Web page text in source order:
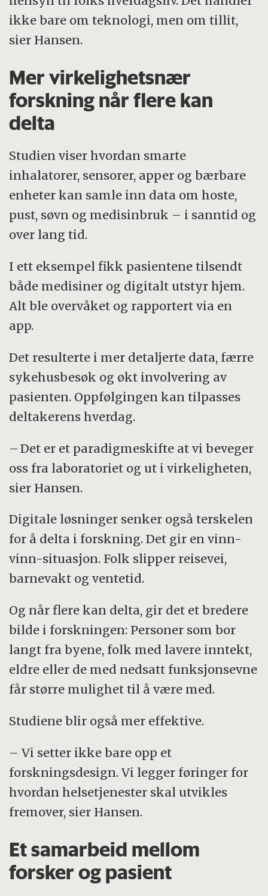
ikke bare om teknologi, men om tillit,
sier Hansen.
Mer virkelighetsnær
forskning når flere kan
delta
Studien viser hvordan smarte
inhalatorer, sensorer, apper og bærbare
enheter kan samle inn data om hoste,
pust, søvn og medisinbruk – i sanntid og
over lang tid.
I ett eksempel fikk pasientene tilsendt
både medisiner og digitalt utstyr hjem.
Alt ble overvåket og rapportert via en
app.
Det resulterte i mer detaljerte data, færre
sykehusbesøk og økt involvering av
pasienten. Oppfølgingen kan tilpasses
deltakerens hverdag.
– Det er et paradigmeskifte at vi beveger
oss fra laboratoriet og ut i virkeligheten,
sier Hansen.
Digitale løsninger senker også terskelen
for å delta i forskning. Det gir en vinn-
vinn-situasjon. Folk slipper reisevei,
barnevakt og ventetid.
Og når flere kan delta, gir det et bredere
bilde i forskningen: Personer som bor
langt fra byene, folk med lavere inntekt,
eldre eller de med nedsatt funksjonsevne
får større mulighet til å være med.
Studiene blir også mer effektive.
– Vi setter ikke bare opp et
forskningsdesign. Vi legger føringer for
hvordan helsetjenester skal utvikles
fremover, sier Hansen.
Et samarbeid mellom
forsker og pasient